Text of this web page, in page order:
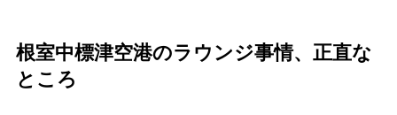
根室中標津空港のラウンジ事情、正直な
ところ